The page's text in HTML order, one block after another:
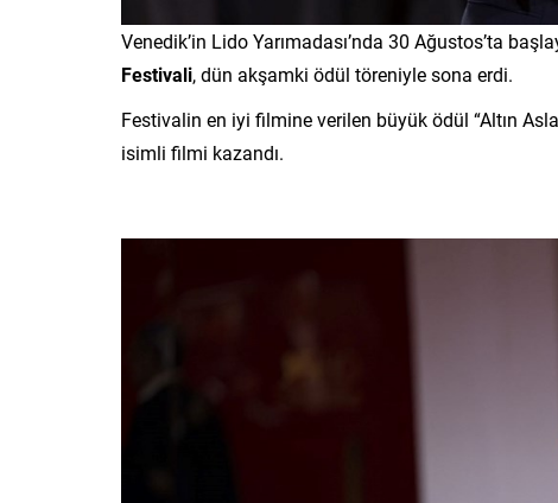
Venedik’in Lido Yarımadası’nda 30 Ağustos’ta
Festivali, dün akşamki ödül töreniyle sona erdi.
Festivalin en iyi filmine verilen büyük ödül “Altın
isimli filmi kazandı.